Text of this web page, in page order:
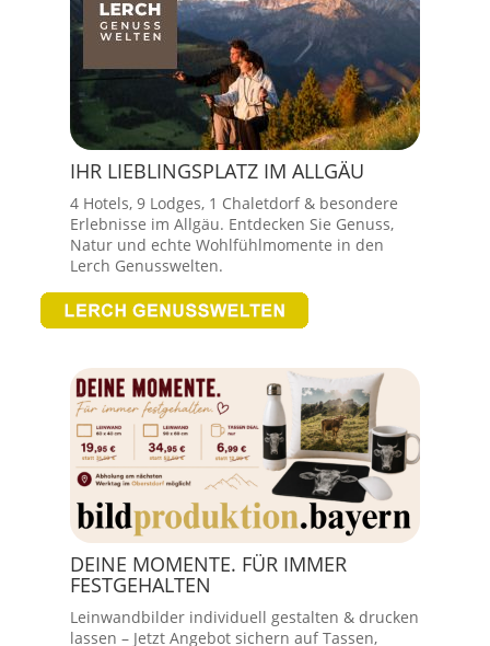
IHR LIEBLINGSPLATZ IM ALLGÄU
4 Hotels, 9 Lodges, 1 Chaletdorf & besondere
Erlebnisse im Allgäu. Entdecken Sie Genuss,
Natur und echte Wohlfühlmomente in den
Lerch Genusswelten.
DEINE MOMENTE. FÜR IMMER
FESTGEHALTEN
Leinwandbilder individuell gestalten & drucken
lassen – Jetzt Angebot sichern auf Tassen,